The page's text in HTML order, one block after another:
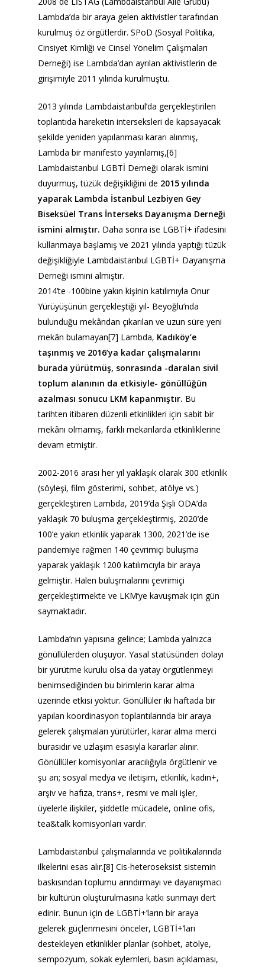
Lambda’da bir araya gelen aktivistler tarafından
kurulmuş öz örgütlerdir. SPoD (Sosyal Politika,
Cinsiyet Kimliği ve Cinsel Yönelim Çalışmaları
Derneği) ise Lambda’dan ayrılan aktivistlerin de
girişimiyle 2011 yılında kurulmuştu.
2013 yılında Lambdaistanbul’da gerçekleştirilen
toplantıda hareketin interseksleri de kapsayacak
şekilde yeniden yapılanması kararı alınmış,
Lambda bir manifesto yayınlamış,[6]
Lambdaistanbul LGBTİ Derneği olarak ismini
duyurmuş, tüzük değişikliğini de 2015 yılında
yaparak Lambda İstanbul Lezbiyen Gey
Biseksüel Trans İnterseks Dayanışma Derneği
ismini almıştır. Daha sonra ise LGBTİ+ ifadesini
kullanmaya başlamış ve 2021 yılında yaptığı tüzük
değişikliğiyle Lambdaistanbul LGBTİ+ Dayanışma
Derneği ismini almıştır.
2014’te -100bine yakın kişinin katılımıyla Onur
Yürüyüşünün gerçekleştiği yıl- Beyoğlu’nda
bulunduğu mekândan çıkarılan ve uzun süre yeni
mekân bulamayan[7] Lambda, Kadıköy’e
taşınmış ve 2016’ya kadar çalışmalarını
burada yürütmüş, sonrasında -daralan sivil
toplum alanının da etkisiyle- gönüllüğün
azalması sonucu LKM kapanmıştır. Bu
tarihten itibaren düzenli etkinlikleri için sabit bir
mekânı olmamış, farklı mekanlarda etkinliklerine
devam etmiştir.
2002-2016 arası her yıl yaklaşık olarak 300 etkinlik
(söyleşi, film gösterimi, sohbet, atölye vs.)
gerçekleştiren Lambda, 2019’da Şişli ODA’da
yaklaşık 70 buluşma gerçekleştirmiş, 2020’de
100’e yakın etkinlik yaparak 1300, 2021’de ise
pandemiye rağmen 140 çevrimiçi buluşma
yaparak yaklaşık 1200 katılımcıyla bir araya
gelmiştir. Halen buluşmalarını çevrimiçi
gerçekleştirmekte ve LKM’ye kavuşmak için gün
saymaktadır.
Lambda’nın yapısına gelince; Lambda yalnızca
gönüllülerden oluşuyor. Yasal statüsünden dolayı
bir yürütme kurulu olsa da yatay örgütlenmeyi
benimsediğinden bu birimlerin karar alma
üzerinde etkisi yoktur. Gönüllüler iki haftada bir
yapılan koordinasyon toplantılarında bir araya
gelerek çalışmaları yürütürler, karar alma merci
burasıdır ve uzlaşım esasıyla kararlar alınır.
Gönüllüler komisyonlar aracılığıyla örgütlenir ve
şu an; sosyal medya ve iletişim, etkinlik, kadın+,
arşiv ve hafıza, trans+, resmi ve mali işler,
üyelerle ilişkiler, şiddetle mücadele, online ofis,
tea&talk komisyonları vardır.
Lambdaistanbul çalışmalarında ve politikalarında
ilkelerini esas alır.[8] Cis-heteroseksist sistemin
baskısından toplumu arındırmayı ve dayanışmacı
bir kültürün oluşturulmasına katkı sunmayı dert
edinir. Bunun için de LGBTİ+’ların bir araya
gelerek güçlenmesini önceler, LGBTİ+’ları
destekleyen etkinlikler planlar (sohbet, atölye,
sempozyum, sokak eylemleri, basın açıklaması,